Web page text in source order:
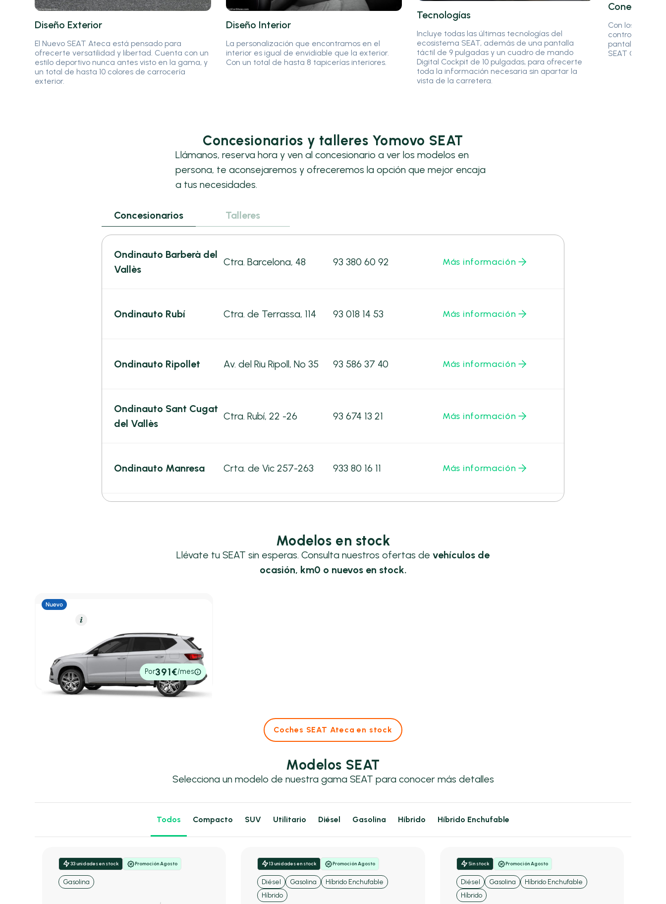
Diseño Exterior
El Nuevo SEAT Ateca está pensado para
ofrecerte versatilidad y libertad. Cuenta con un
estilo deportivo nunca antes visto en la gama, y
un total de hasta 10 colores de carrocería
exterior.
Diseño Interior
La personalización que encontramos en el
interior es igual de envidiable que la exterior.
Con un total de hasta 8 tapicerías interiores.
Tecnologías
Incluye todas las últimas tecnologías del
ecosistema SEAT, además de una pantalla
táctil de 9 pulgadas y un cuadro de mando
Digital Cockpit de 10 pulgadas, para ofrecerte
toda la información necesaria sin apartar la
vista de la carretera.
Con los
controlar tu
pantalla de tu
SEAT
Concesionarios y talleres Yomovo SEAT
Llámanos, reserva hora y ven al concesionario a ver los modelos en
persona, te aconsejaremos y ofreceremos la opción que mejor encaja
a tus necesidades.
Concesionarios Talleres
Ondinauto Barberà del
Vallès
Ctra. Barcelona, 48 93 380 60 92 Más información
Ondinauto Rubí Ctra. de Terrassa, 114 93 018 14 53 Más información
Ondinauto Ripollet Av. del Riu Ripoll, Nº 35 93 586 37 40 Más información
Ondinauto Sant Cugat
del Vallès
Ctra. Rubí, 22 -26 93 674 13 21 Más información
Ondinauto Manresa Crta. de Vic 257-263 933 80 16 11 Más información
Modelos en stock
Llévate tu SEAT sin esperas. Consulta nuestros ofertas de vehículos de
ocasión, km0 o nuevos en stock.
1.5 TSI 110kW (150CV) DSG-7 St&Sp FR2026
6,60 l/100 Km150cvAutomático
32.400€
P.V.P. contado
Por391€/mes
Coches SEAT Ateca en stock
Modelos SEAT
Selecciona un modelo de nuestra gama SEAT para conocer más detalles
Todos Compacto SUV Utilitario Diésel Gasolina Híbrido Híbrido Enchufable
33 unidades en stock Promoción Agosto
Gasolina
13 unidades en stock Promoción Agosto
Diésel Gasolina
Híbrido Enchufable
Híbrido
Sin stock Promoción Agosto
Diésel Gasolina
Híbrido Enchufable
Híbrido